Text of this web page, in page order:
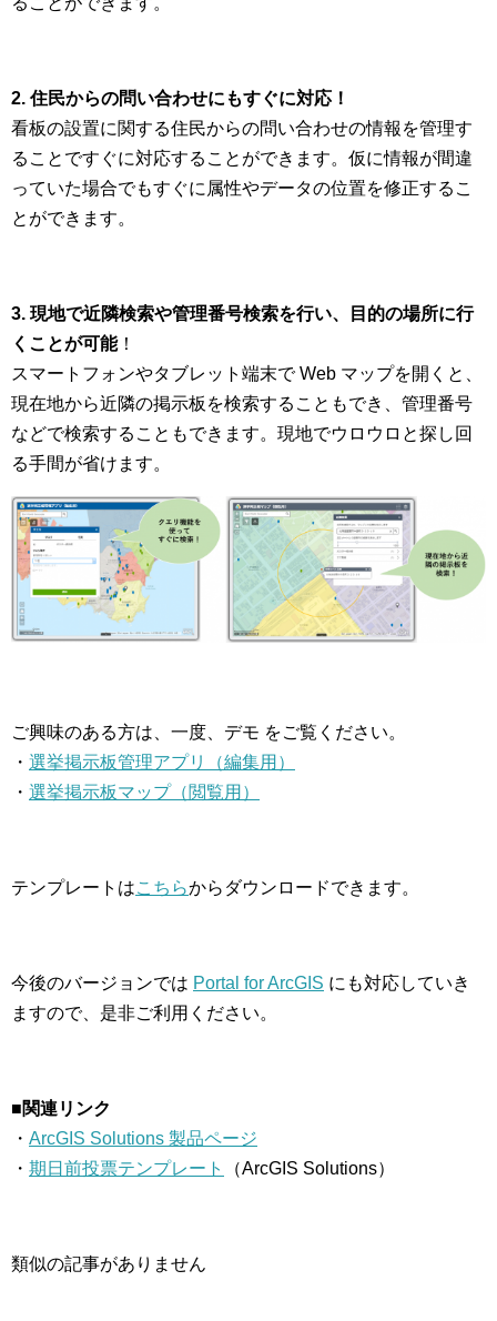
2. 住民からの問い合わせにもすぐに対応！
看板の設置に関する住民からの問い合わせの情報を管理す
ることですぐに対応することができます。仮に情報が間違
っていた場合でもすぐに属性やデータの位置を修正するこ
とができます。
3. 現地で近隣検索や管理番号検索を行い、目的の場所に行
くことが可能！
スマートフォンやタブレット端末で Web マップを開くと、
現在地から近隣の掲示板を検索することもでき、管理番号
などで検索することもできます。現地でウロウロと探し回
る手間が省けます。
ご興味のある方は、一度、デモ をご覧ください。
・ 選挙掲示板管理アプリ（編集用）
・ 選挙掲示板マップ（閲覧用）
テンプレートはこちらからダウンロードできます。
今後のバージョンでは Portal for ArcGIS にも対応していき
ますので、是非ご利用ください。
■関連リンク
・ ArcGIS Solutions 製品ページ
・ 期日前投票テンプレート （ArcGIS Solutions）
類似の記事がありません